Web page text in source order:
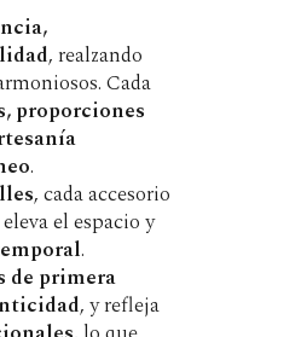
, realzando
Cada
proporciones
.
, cada accesorio
el espacio y
.
de primera
, y refleja